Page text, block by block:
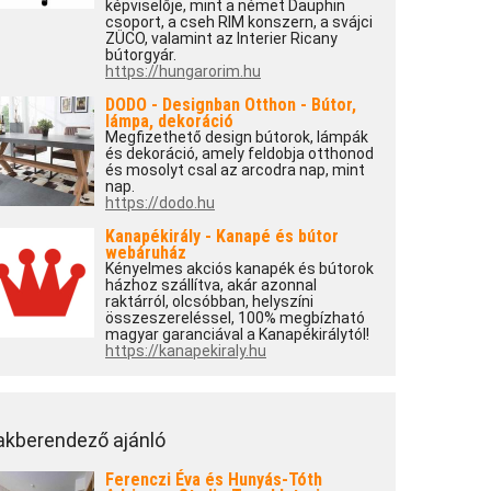
képviselője, mint a német Dauphin
csoport, a cseh RIM konszern, a svájci
ZÜCO, valamint az Interier Ricany
bútorgyár.
https://hungarorim.hu
DODO - Designban Otthon - Bútor,
lámpa, dekoráció
Megfizethető design bútorok, lámpák
és dekoráció, amely feldobja otthonod
és mosolyt csal az arcodra nap, mint
nap.
https://dodo.hu
Kanapékirály - Kanapé és bútor
webáruház
Kényelmes akciós kanapék és bútorok
házhoz szállítva, akár azonnal
raktárról, olcsóbban, helyszíni
összeszereléssel, 100% megbízható
magyar garanciával a Kanapékirálytól!
https://kanapekiraly.hu
ajánló
Ferenczi Éva és Hunyás-Tóth